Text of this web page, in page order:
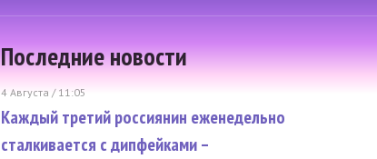
Последние новости
4 Августа / 11:05
Каждый третий россиянин еженедельно
сталкивается с дипфейками –